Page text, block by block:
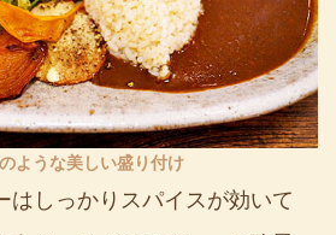
ような美しい盛り付け
はしっかりスパイスが効いて